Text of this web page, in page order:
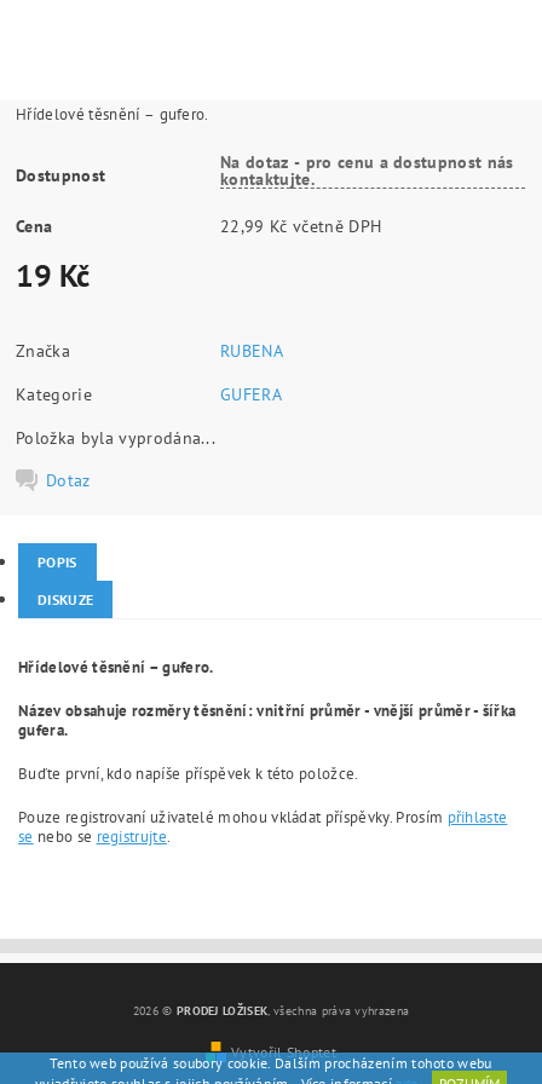
Hřídelové těsnění – gufero.
Dostupnost
Na dotaz - pro cenu a dostupnost nás
kontaktujte.
Cena 22,99 Kč včetně DPH
19 Kč
Značka
RUBENA
Kategorie
GUFERA
Položka byla vyprodána...
Dotaz
POPIS
DISKUZE
Hřídelové těsnění – gufero.
Název obsahuje rozměry těsnění: vnitřní průměr - vnější průměr - šířka
gufera.
Buďte první, kdo napíše příspěvek k této položce.
Pouze registrovaní uživatelé mohou vkládat příspěvky. Prosím přihlaste
se nebo se registrujte.
2026 © PRODEJ LOŽISEK, všechna práva vyhrazena
Vytvořil Shoptet
Tento web používá soubory cookie. Dalším procházením tohoto webu